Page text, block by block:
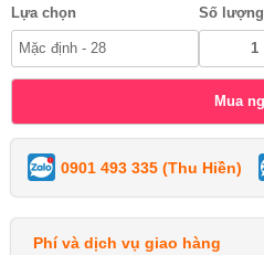
Lựa chọn Số lượng
0901 493 335 (Thu Hiền)
Phí và dịch vụ giao hàng